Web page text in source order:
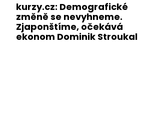
kurzy.cz: Demografické
změně se nevyhneme.
Zjaponštíme, očekává
ekonom Dominik Stroukal